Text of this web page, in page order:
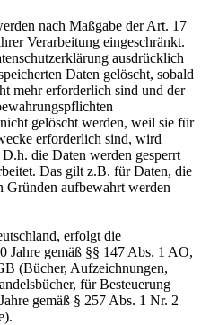
nach Maßgabe der Art. 17
Verarbeitung eingeschränkt.
ausdrücklich
Daten gelöscht, sobald
mehr erforderlich sind und der
gelöscht werden, weil sie für
erforderlich sind, wird
die Daten werden gesperrt
Das gilt z.B. für Daten, die
Gründen aufbewahrt werden
erfolgt die
Jahre gemäß §§ 147 Abs. 1 AO,
(Bücher, Aufzeichnungen,
für Besteuerung
gemäß § 257 Abs. 1 Nr. 2